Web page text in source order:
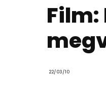
Film:
22/03/10